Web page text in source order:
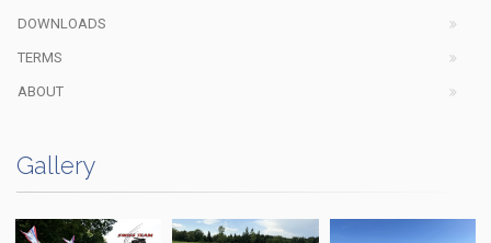
DOWNLOADS
TERMS
ABOUT
Gallery